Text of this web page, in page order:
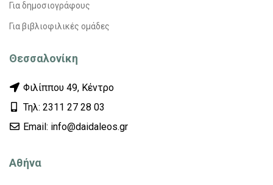
Για δημοσιογράφους
Για βιβλιοφιλικές ομάδες
Θεσσαλονίκη
Φιλίππου 49, Κέντρο
Τηλ: 2311 27 28 03
Εmail: info@daidaleos.gr
Αθήνα